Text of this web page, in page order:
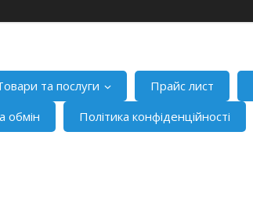
та послуги Прайс лист
обмін
Політика конфіденційності